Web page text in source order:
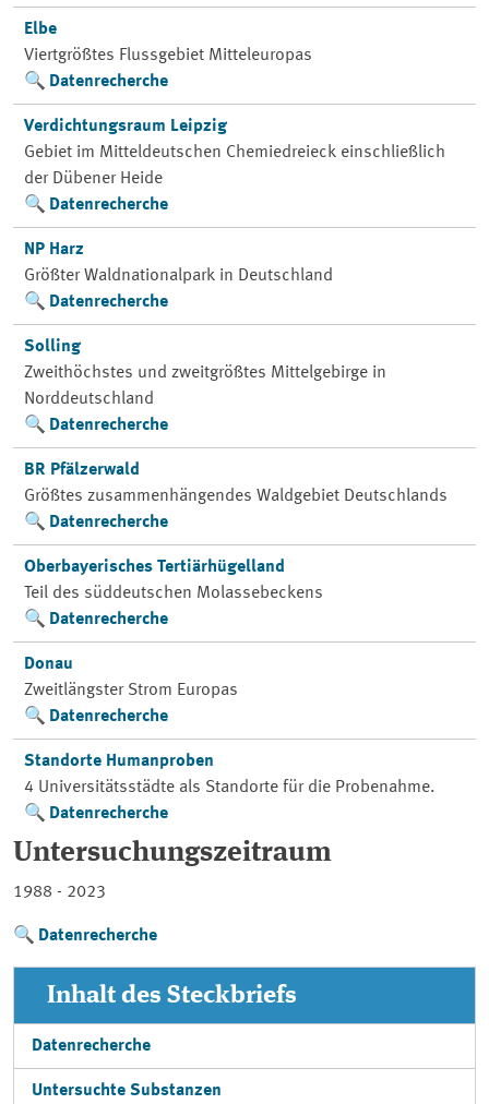
Elbe
Viertgrößtes Flussgebiet Mitteleuropas
Datenrecherche
Verdichtungsraum Leipzig
Gebiet im Mitteldeutschen Chemiedreieck einschließlich
der Dübener Heide
Datenrecherche
NP Harz
Größter Waldnationalpark in Deutschland
Datenrecherche
Solling
Zweithöchstes und zweitgrößtes Mittelgebirge in
Norddeutschland
Datenrecherche
BR Pfälzerwald
Größtes zusammenhängendes Waldgebiet Deutschlands
Datenrecherche
Oberbayerisches Tertiärhügelland
Teil des süddeutschen Molassebeckens
Datenrecherche
Donau
Zweitlängster Strom Europas
Datenrecherche
Standorte Humanproben
4 Universitätsstädte als Standorte für die Probenahme.
Datenrecherche
Untersuchungszeitraum
1988 - 2023
Datenrecherche
Inhalt des Steckbriefs
Datenrecherche
Untersuchte Substanzen